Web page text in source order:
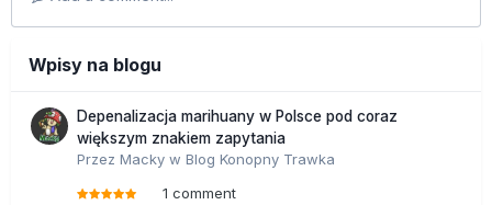
Wpisy na blogu
Depenalizacja marihuany w Polsce pod coraz
większym znakiem zapytania
Przez Macky w Blog Konopny Trawka
1 comment